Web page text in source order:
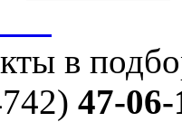
в
47-06-